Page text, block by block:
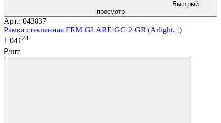
Быстрый
просмотр
Арт.: 043837
Рамка стеклянная FRM-GLARE-GC-2-GR (Arlight, -)
1 04124
₽/шт